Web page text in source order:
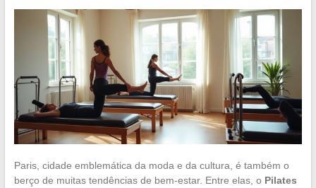
Paris, cidade emblemática da moda e da cultura, é também o
berço de muitas tendências de bem-estar. Entre elas, o Pilates